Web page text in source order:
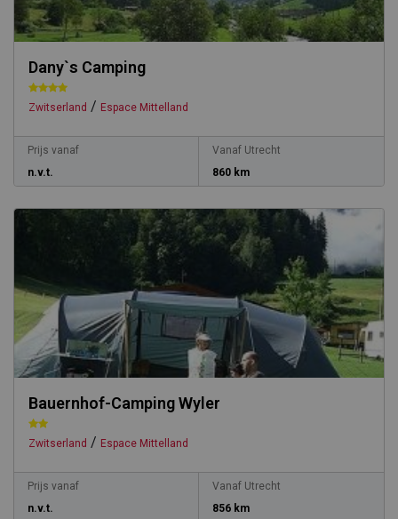
Dany`s Camping
Zwitserland / Espace Mittelland
Prijs vanaf
n.v.t.
Vanaf Utrecht
860 km
Bauernhof-Camping Wyler
Zwitserland / Espace Mittelland
Prijs vanaf
n.v.t.
Vanaf Utrecht
856 km